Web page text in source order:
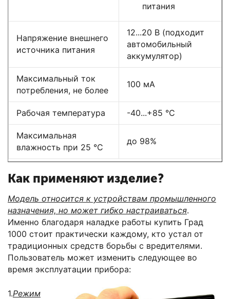
питания
Напряжение внешнего
источника питания
12...20 В (подходит
автомобильный
аккумулятор)
Максимальный ток
потребления, не более
100 мА
Рабочая температура -40...+85 °С
Максимальная
влажность при 25 °С
до 98%
Как применяют изделие?
Модель относится к устройствам промышленного
назначения, но может гибко настраиваться.
Именно благодаря наладке работы купить Град
1000 стоит практически каждому, кто устал от
традиционных средств борьбы с вредителями.
Пользователь может изменить следующее во
время эксплуатации прибора:
1.Режим